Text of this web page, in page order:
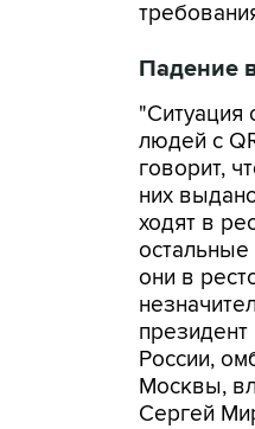
Падение
"Ситуация
людей с
говорит,
них
ходят в
они в
России,
Москвы,
Сергей